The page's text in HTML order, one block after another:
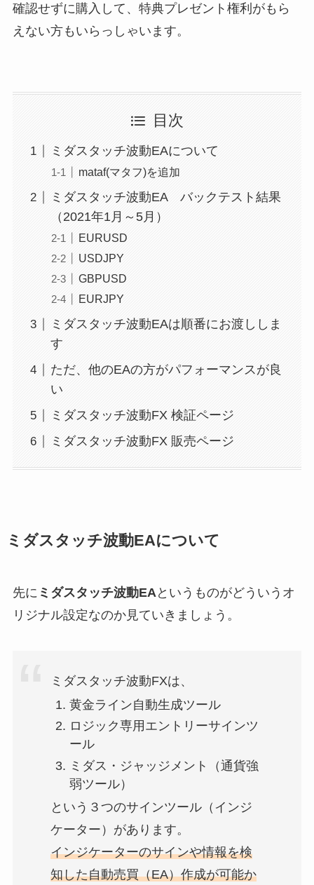
確認せずに購入して、特典プレゼント権利がもら
えない方もいらっしゃいます。
目次
ミダスタッチ波動EAについて
mataf(マタフ)を追加
ミダスタッチ波動EA バックテスト結果
（2021年1月～5月）
EURUSD
USDJPY
GBPUSD
EURJPY
ミダスタッチ波動EAは順番にお渡ししま
す
ただ、他のEAの方がパフォーマンスが良
い
ミダスタッチ波動FX 検証ページ
ミダスタッチ波動FX 販売ページ
ミダスタッチ波動EAについて
先に ミダスタッチ波動EA というものがどういうオ
リジナル設定なのか見ていきましょう。
ミダスタッチ波動FXは、
黄金ライン自動生成ツール
ロジック専用エントリーサインツ
ール
ミダス・ジャッジメント（通貨強
弱ツール）
という３つのサインツール（インジ
ケーター）があります。
インジケーターのサインや情報を検
知した自動売買（EA）作成が可能か